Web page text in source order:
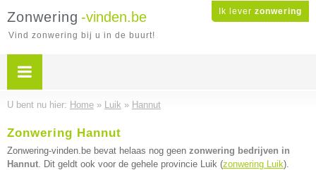
Ik lever zonwering
Zonwering -vinden.be
Vind zonwering bij u in de buurt!
U bent nu hier: Home » Luik » Hannut
Zonwering Hannut
Zonwering-vinden.be bevat helaas nog geen zonwering bedrijven in
Hannut. Dit geldt ook voor de gehele provincie Luik (zonwering Luik).